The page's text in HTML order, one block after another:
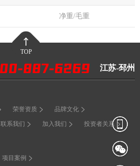
净重/毛重
TOP
江苏-邳州
荣誉资质 品牌文化
联系我们 加入我们 投资者关系
项目案例